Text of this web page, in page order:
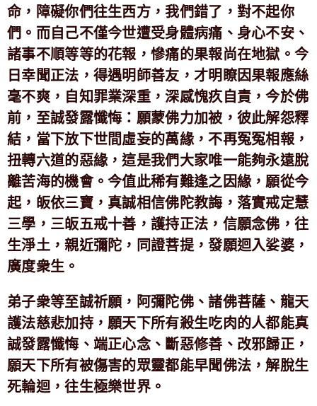
命，障礙你們往生西方，我們錯了，對不起你
們。而自己不僅今世遭受身體病痛、身心不安、
諸事不順等等的花報，慘痛的果報尚在地獄。今
日幸聞正法，得遇明師善友，才明瞭因果報應絲
毫不爽，自知罪業深重，深感愧疚自責，今於佛
前，至誠發露懺悔：願蒙佛力加被，彼此解怨釋
結，當下放下世間虛妄的萬緣，不再冤冤相報，
扭轉六道的惡緣，這是我們大家唯一能夠永遠脫
離苦海的機會。今值此稀有難逢之因緣，願從今
起，皈依三寶，真誠相信佛陀教誨，落實戒定慧
三學，三皈五戒十善，護持正法，信願念佛，往
生淨土，親近彌陀，同證菩提，發願迴入娑婆，
廣度衆生。
弟子衆等至誠祈願，阿彌陀佛、諸佛菩薩、龍天
護法慈悲加持，願天下所有殺生吃肉的人都能真
誠發露懺悔、端正心念、斷惡修善、改邪歸正，
願天下所有被傷害的眾靈都能早聞佛法，解脫生
死輪迴，往生極樂世界。